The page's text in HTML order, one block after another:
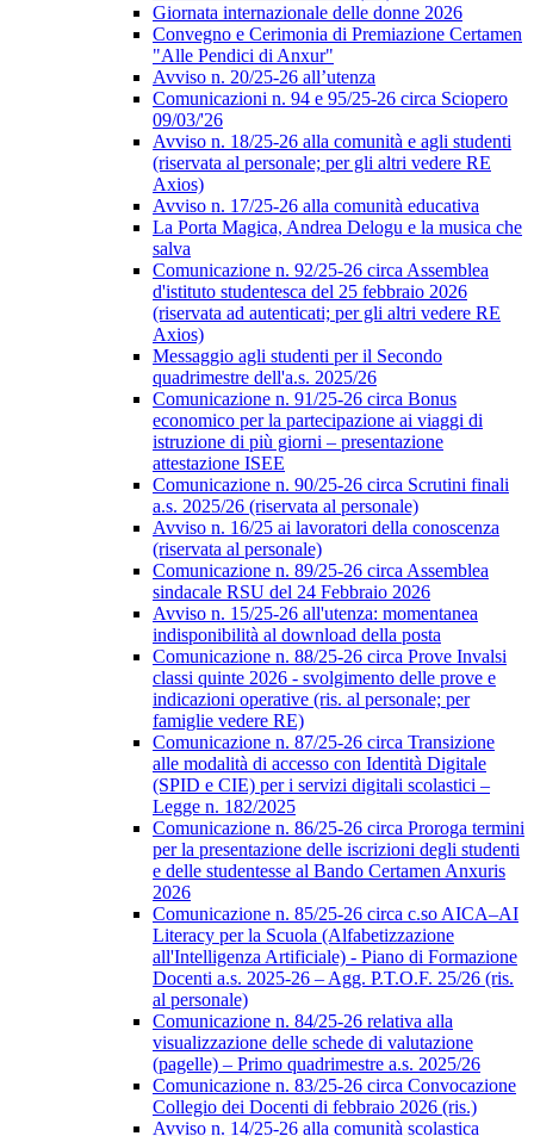
Giornata internazionale delle donne 2026
Convegno e Cerimonia di Premiazione Certamen
"Alle Pendici di Anxur"
Avviso n. 20/25-26 all’utenza
Comunicazioni n. 94 e 95/25-26 circa Sciopero
09/03/'26
Avviso n. 18/25-26 alla comunità e agli studenti
(riservata al personale; per gli altri vedere RE
Axios)
Avviso n. 17/25-26 alla comunità educativa
La Porta Magica, Andrea Delogu e la musica che
salva
Comunicazione n. 92/25-26 circa Assemblea
d'istituto studentesca del 25 febbraio 2026
(riservata ad autenticati; per gli altri vedere RE
Axios)
Messaggio agli studenti per il Secondo
quadrimestre dell'a.s. 2025/26
Comunicazione n. 91/25-26 circa Bonus
economico per la partecipazione ai viaggi di
istruzione di più giorni – presentazione
attestazione ISEE
Comunicazione n. 90/25-26 circa Scrutini finali
a.s. 2025/26 (riservata al personale)
Avviso n. 16/25 ai lavoratori della conoscenza
(riservata al personale)
Comunicazione n. 89/25-26 circa Assemblea
sindacale RSU del 24 Febbraio 2026
Avviso n. 15/25-26 all'utenza: momentanea
indisponibilità al download della posta
Comunicazione n. 88/25-26 circa Prove Invalsi
classi quinte 2026 - svolgimento delle prove e
indicazioni operative (ris. al personale; per
famiglie vedere RE)
Comunicazione n. 87/25-26 circa Transizione
alle modalità di accesso con Identità Digitale
(SPID e CIE) per i servizi digitali scolastici –
Legge n. 182/2025
Comunicazione n. 86/25-26 circa Proroga termini
per la presentazione delle iscrizioni degli studenti
e delle studentesse al Bando Certamen Anxuris
2026
Comunicazione n. 85/25-26 circa c.so AICA–AI
Literacy per la Scuola (Alfabetizzazione
all'Intelligenza Artificiale) - Piano di Formazione
Docenti a.s. 2025-26 – Agg. P.T.O.F. 25/26 (ris.
al personale)
Comunicazione n. 84/25-26 relativa alla
visualizzazione delle schede di valutazione
(pagelle) – Primo quadrimestre a.s. 2025/26
Comunicazione n. 83/25-26 circa Convocazione
Collegio dei Docenti di febbraio 2026 (ris.)
Avviso n. 14/25-26 alla comunità scolastica